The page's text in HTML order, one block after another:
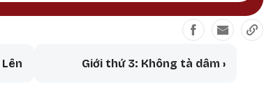
Ngũ giới - 5 thành trì
Lên Giới thứ 3: Không tà dâm ›